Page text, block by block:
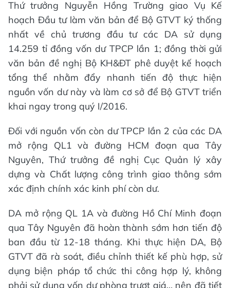
Thứ trưởng Nguyễn Hồng Trường giao Vụ Kế
hoạch Đầu tư làm văn bản để Bộ GTVT ký thống
nhất về chủ trương đầu tư các DA sử dụng
14.259 tỉ đồng vốn dư TPCP lần 1; đồng thời gửi
văn bản đề nghị Bộ KH&ĐT phê duyệt kế hoạch
tổng thể nhằm đẩy nhanh tiến độ thực hiện
nguồn vốn dư này và làm cơ sở để Bộ GTVT triển
khai ngay trong quý I/2016.
Đối với nguồn vốn còn dư TPCP lần 2 của các DA
mở rộng QL1 và đường HCM đoạn qua Tây
Nguyên, Thứ trưởng đề nghị Cục Quản lý xây
dựng và Chất lượng công trình giao thông sớm
xác định chính xác kinh phí còn dư.
DA mở rộng QL 1A và đường Hồ Chí Minh đoạn
qua Tây Nguyên đã hoàn thành sớm hơn tiến độ
ban đầu từ 12-18 tháng. Khi thực hiện DA, Bộ
GTVT đã rà soát, điều chỉnh thiết kế phù hợp, sử
dụng biện pháp tổ chức thi công hợp lý, không
phải sử dụng vốn dự phòng trượt giá… nên đã tiết